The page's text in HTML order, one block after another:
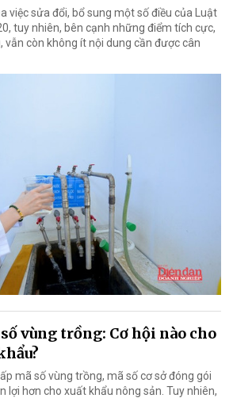
việc sửa đổi, bổ sung một số điều của Luật
tuy nhiên, bên cạnh những điểm tích cực,
vẫn còn không ít nội dung cần được cân
vùng trồng: Cơ hội nào cho
mã số vùng trồng, mã số cơ sở đóng gói
lợi hơn cho xuất khẩu nông sản. Tuy nhiên,